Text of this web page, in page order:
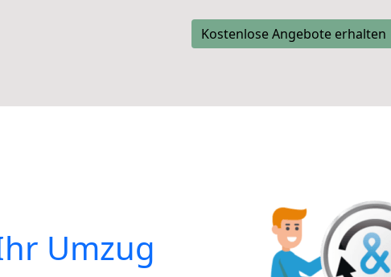
Kostenlose Angebote erhalten
Umzug